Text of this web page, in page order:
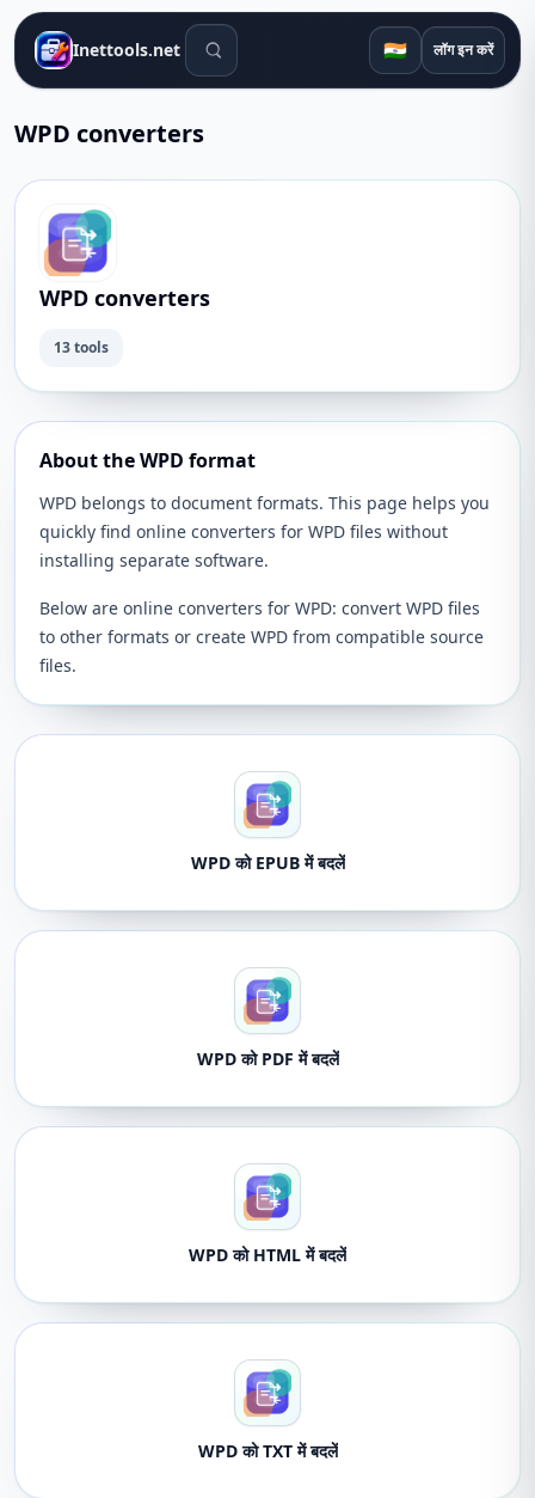
Inettools.net खोज उपकरण 🇮🇳 लॉग इन करें
WPD converters
WPD converters
13 tools
About the WPD format
WPD belongs to document formats. This page helps you
quickly find online converters for WPD files without
installing separate software.
Below are online converters for WPD: convert WPD files
to other formats or create WPD from compatible source
files.
WPD को EPUB में बदलें
WPD को PDF में बदलें
WPD को HTML में बदलें
WPD को TXT में बदलें